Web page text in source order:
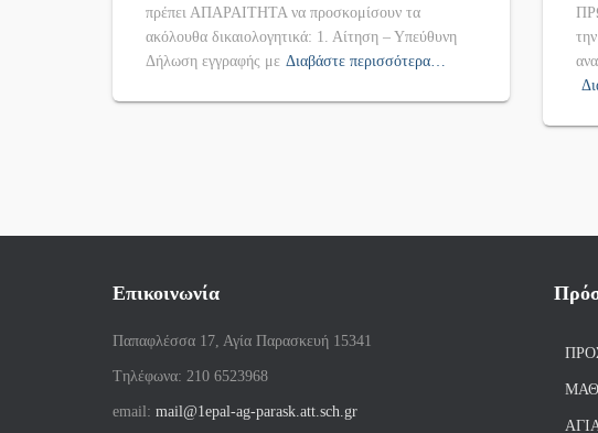
πρέπει ΑΠΑΡΑΙΤΗΤΑ να προσκομίσουν τα
ακόλουθα δικαιολογητικά: 1. Αίτηση – Υπεύθυνη
Δήλωση εγγραφής με Διαβάστε περισσότερα…
Επικοινωνία
Παπαφλέσσα 17, Αγία Παρασκευή 15341
Tηλέφωνα: 210 6523968
email: mail@1epal-ag-parask.att.sch.gr